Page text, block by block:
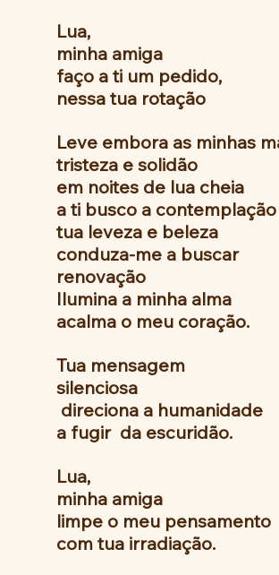
Lua,
minha amiga
faço a ti um pedido,
nessa tua rotação
Leve embora as minhas
tristeza e solidão
em noites de lua cheia
a ti busco a contemplação
tua leveza e beleza
conduza-me a buscar
renovação
Ilumina a minha alma
acalma o meu coração.
Tua mensagem
silenciosa
direciona a humanidade
a fugir  da escuridão.
Lua,
minha amiga
limpe o meu pensamento
com tua irradiação.